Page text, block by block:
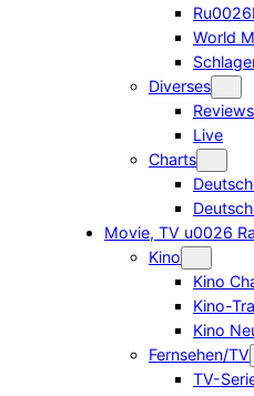
World
Diverses
Reviews
Live
Charts
Movie, TV u0026
Kino
Kino
Kino-
Kino
Fernsehen/TV
TV-